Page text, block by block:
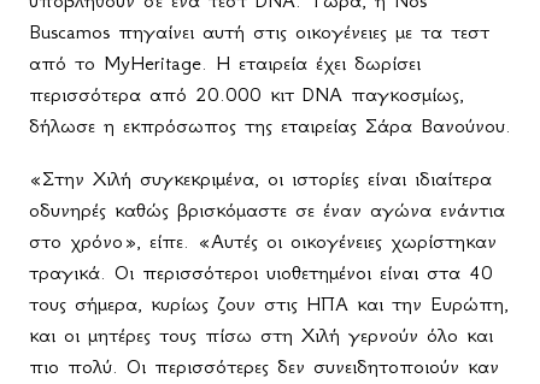
Buscamos πηγαίνει αυτή στις οικογένειες με τα τεστ
από το MyHeritage. Η εταιρεία έχει δωρίσει
περισσότερα από 20.000 κιτ DNA παγκοσμίως,
δήλωσε η εκπρόσωπος της εταιρείας Σάρα Βανούνου.
«Στην Χιλή συγκεκριμένα, οι ιστορίες είναι ιδιαίτερα
οδυνηρές καθώς βρισκόμαστε σε έναν αγώνα ενάντια
στο χρόνο», είπε. «Αυτές οι οικογένειες χωρίστηκαν
τραγικά. Οι περισσότεροι υιοθετημένοι είναι στα 40
τους σήμερα, κυρίως ζουν στις ΗΠΑ και την Ευρώπη,
και οι μητέρες τους πίσω στη Χιλή γερνούν όλο και
πιο πολύ. Οι περισσότερες δεν συνειδητοποιούν καν